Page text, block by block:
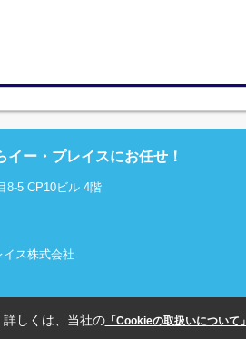
イー・プレイスにお任せ！
8-5 CP10ビル 4階
ス株式会社
詳しくは、当社の「Cookieの取扱いについて」